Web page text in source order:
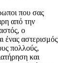
που σας
από την
ο
ένας αστερισμός
πολλούς,
και